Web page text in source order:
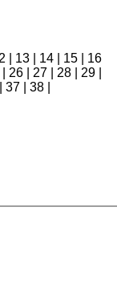
13| 14| 15| 16
26| 27| 28| 29|
37| 38|